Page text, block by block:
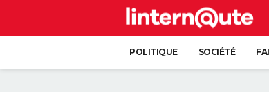
POLITIQUE SOCIÉTÉ